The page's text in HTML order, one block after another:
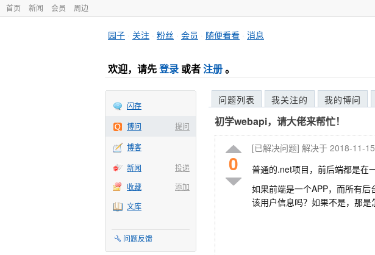
首页 新闻 会员 周边
园子 关注 粉丝 会员 随便看看 消息
欢迎，请先登录 或者注册。
闪存
提问
博问
博客
投递
新闻
添加
收藏
文库
问题反馈
问题列表 我关注的 我的博问
初学webapi，请大佬来帮忙！
0
[已解决问题] 解决于 2018-11-
普通的.net项目，前后端都是在
如果前端是一个APP，而所有
该用户信息吗？如果不是，那是